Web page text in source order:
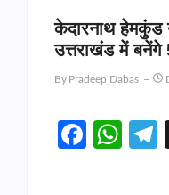
केदारनाथ हेमकुंड
उत्तराखंड में बनेंगे
By Pradeep Dabas